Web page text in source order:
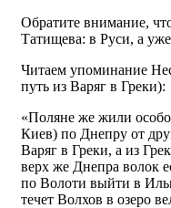
Обратите внимание,
Татищева: в Руси, а
Читаем упоминание
путь из Варяг в Греки):
«Поляне же жили
Киев) по Днепру от
Варяг в Греки, а из
верх же Днепра волок
по Волоти выйти в
течет Волхов в озеро